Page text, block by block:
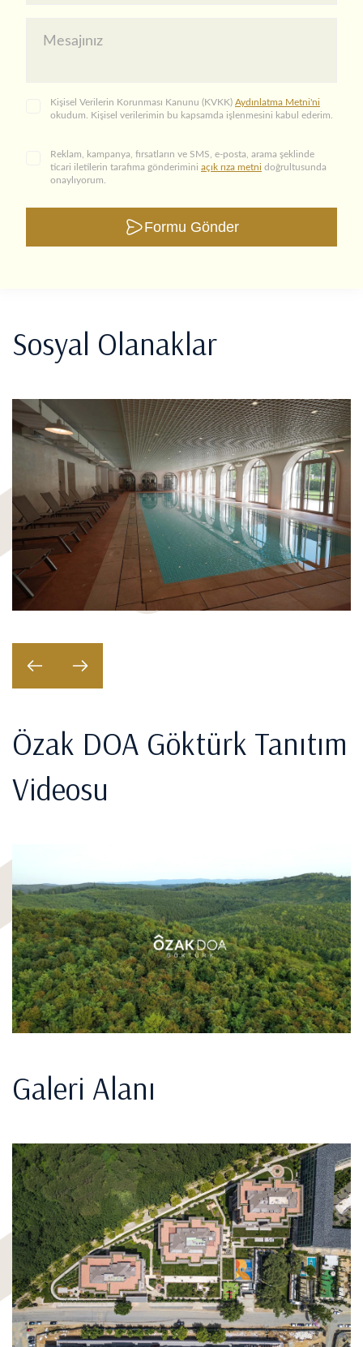
Kişisel Verilerin Korunması Kanunu (KVKK) Aydınlatma Metni'ni
okudum. Kişisel verilerimin bu kapsamda işlenmesini kabul ederim.
Reklam, kampanya, fırsatların ve SMS, e-posta, arama şeklinde
ticari iletilerin tarafıma gönderimini açık rıza metni doğrultusunda
onaylıyorum.
Formu Gönder
Sosyal Olanaklar
Özak DOA Göktürk Tanıtım
Videosu
Galeri Alanı